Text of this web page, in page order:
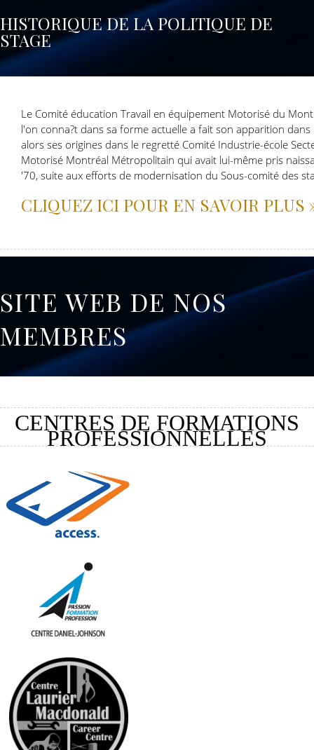
HISTORIQUE DE LA POLITIQUE DE
STAGE
Le Comité éducation Travail en équipement Motorisé du
l'on conna?t dans sa forme actuelle a fait son apparition dans
alors ses origines dans le regretté Comité Industrie-école
Motorisé Montréal Métropolitain qui avait lui-même pris
'70, suite aux efforts de modernisation du Sous-comité des
CLIQUEZ ICI POUR EN SAVOIR PLUS
SITE WEB DE NOS
MEMBRES
CENTRES DE FORMATIONS
PROFESSIONNELLES